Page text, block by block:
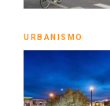
URBANISMO